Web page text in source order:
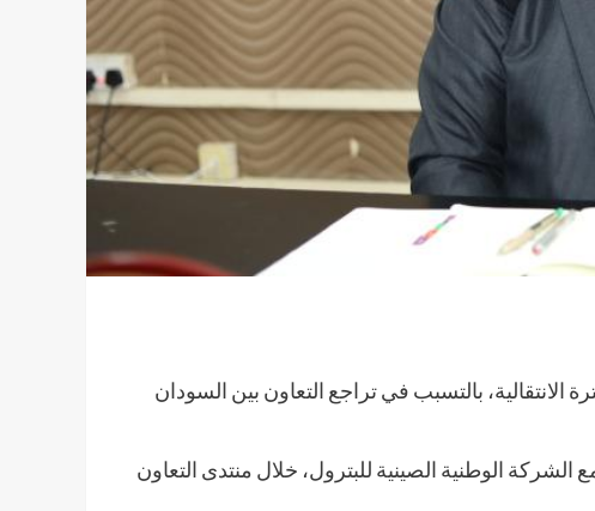
الانتقالية، بالتسبب في تراجع التعاون بين السودان
الوطنية الصينية للبترول، خلال منتدى التعاون